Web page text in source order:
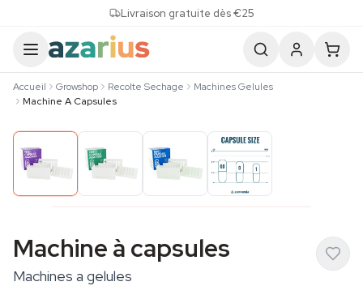
Livraison gratuite dès €25
Accueil Growshop Recolte Sechage
Machines Gelules
Machine A Capsules
Machine à capsules
Machines a gelules